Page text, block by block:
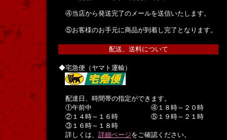
④当店から発送完了のメールを送信いたします。
⑤お客様のお手元に商品が到着し完了となります。
配送、送料について
◆宅急便（ヤマト運輸）
配達日、時間帯の指定ができます。
①午前中 ④１８時～２０時
②１４時～１６時 ⑤１９時～２１時
③１６時～１８時
詳しくは、 詳細ページをご確認ください。